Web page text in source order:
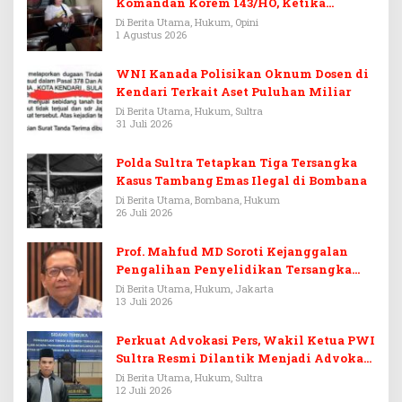
Warisan Menjadi Arena Pemerasan
Di Berita Utama, Hukum, Opini
1 Agustus 2026
WNI Kanada Polisikan Oknum Dosen di
Kendari Terkait Aset Puluhan Miliar
Di Berita Utama, Hukum, Sultra
31 Juli 2026
Polda Sultra Tetapkan Tiga Tersangka
Kasus Tambang Emas Ilegal di Bombana
Di Berita Utama, Bombana, Hukum
26 Juli 2026
Prof. Mahfud MD Soroti Kejanggalan
Pengalihan Penyelidikan Tersangka
Febrie Adriansyah
Di Berita Utama, Hukum, Jakarta
13 Juli 2026
Perkuat Advokasi Pers, Wakil Ketua PWI
Sultra Resmi Dilantik Menjadi Advokat
PERADI
Di Berita Utama, Hukum, Sultra
12 Juli 2026